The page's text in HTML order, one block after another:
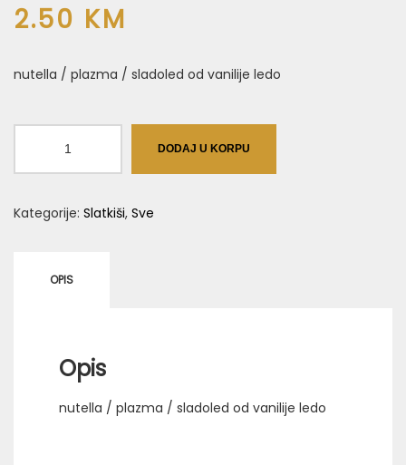
2.50 KM
nutella / plazma / sladoled od vanilije ledo
DODAJ U KORPU
Kategorije: Slatkiši, Sve
OPIS
Opis
nutella / plazma / sladoled od vanilije ledo